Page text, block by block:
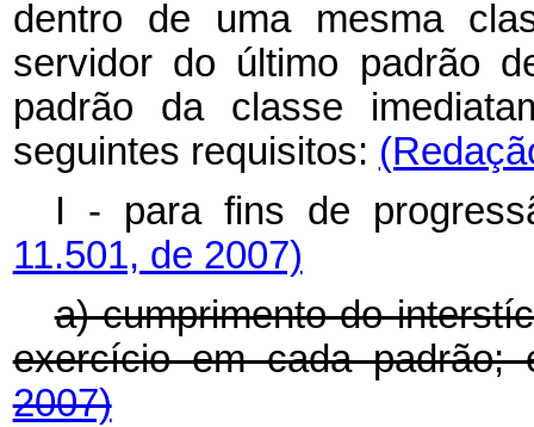
dentro de uma mesma
servidor do último padrão
padrão da classe
seguintes requisitos:
I - para fins de
11.501, de 2007)
a) cumprimento do
exercício em cada
2007)